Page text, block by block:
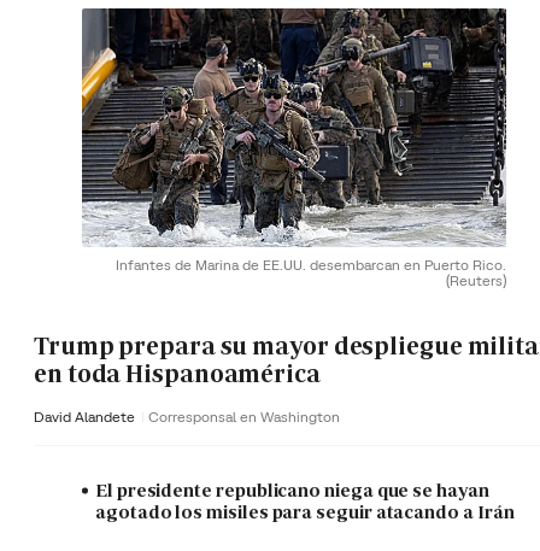
Infantes de Marina de EE.UU. desembarcan en Puerto Rico.
(Reuters)
Trump prepara su mayor despliegue
en toda Hispanoamérica
David Alandete Corresponsal en Washington
El presidente republicano niega que se hayan
agotado los misiles para seguir atacando a Irán